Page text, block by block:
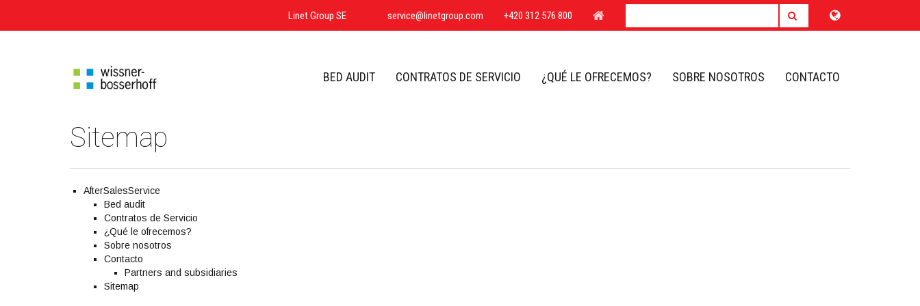
Linet Group SE service@linetgroup.com +420 312 576 800 Homepage SEARCH
Choose
country
BED AUDIT CONTRATOS DE SERVICIO ¿QUÉ LE OFRECEMOS? SOBRE NOSOTROS CONTACTO
Sitemap
AfterSalesService
Bed audit
Contratos de Servicio
¿Qué le ofrecemos?
Sobre nosotros
Contacto
Partners and subsidiaries
Sitemap